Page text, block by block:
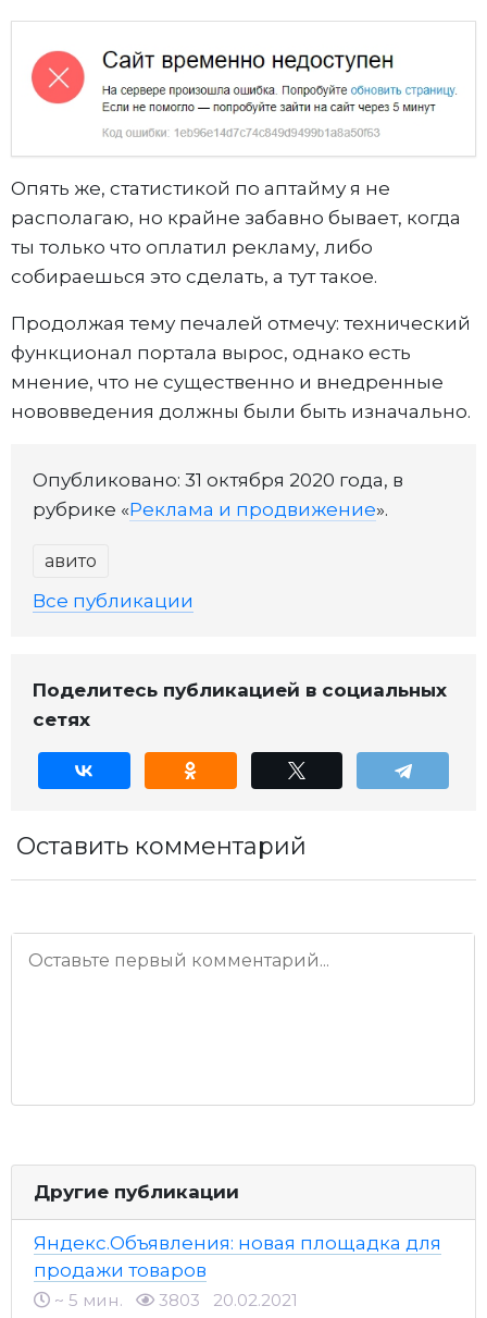
Опять же, статистикой по аптайму я не
располагаю, но крайне забавно бывает, когда
ты только что оплатил рекламу, либо
собираешься это сделать, а тут такое.
Продолжая тему печалей отмечу: технический
функционал портала вырос, однако есть
мнение, что не существенно и внедренные
нововведения должны были быть изначально.
Опубликовано: 31 октября 2020 года, в
рубрике «Реклама и продвижение».
авито
Все публикации
Поделитесь публикацией в социальных
сетях
Оставить комментарий
Другие публикации
Яндекс.Объявления: новая площадка для
продажи товаров
~ 5 мин. 3803 20.02.2021